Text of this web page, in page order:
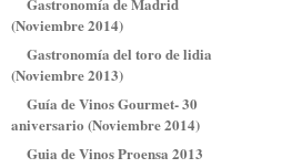
(Noviembre 2014)
Gastronomía del toro de lidia
(Noviembre 2013)
Guía de Vinos Gourmet- 30
aniversario (Noviembre 2014)
Guia de Vinos Proensa 2013